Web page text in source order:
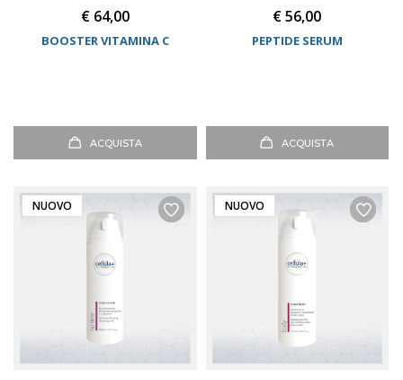
BOOSTER VITAMINA C
€ 64,00
ACQUISTA
PEPTIDE SERUM
€ 56,00
ACQUISTA
NUOVO NUOVO